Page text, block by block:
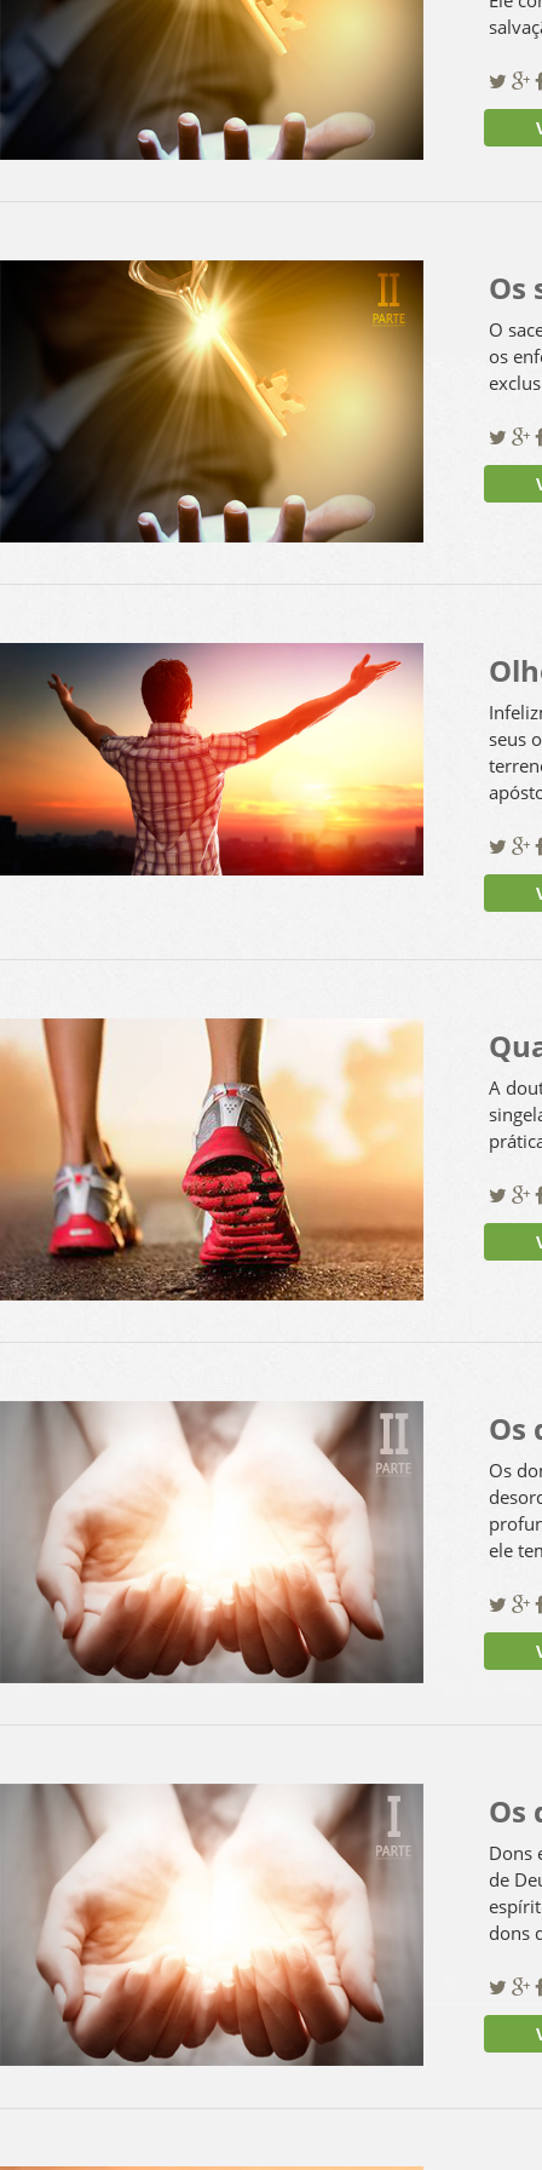
Os
O
os
seus
A
Os
Os
ele
Os
Dons
de
dons